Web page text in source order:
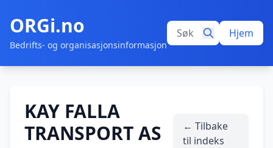
ORGi.no
Bedrifts- og organisasjonsinformasjon
Hjem
KAY FALLA
TRANSPORT AS
← Tilbake
til indeks